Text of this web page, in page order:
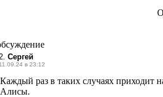
Сергей
11.09.24 в 23:12
Каждый раз в таких случаях приходит
Алисы.